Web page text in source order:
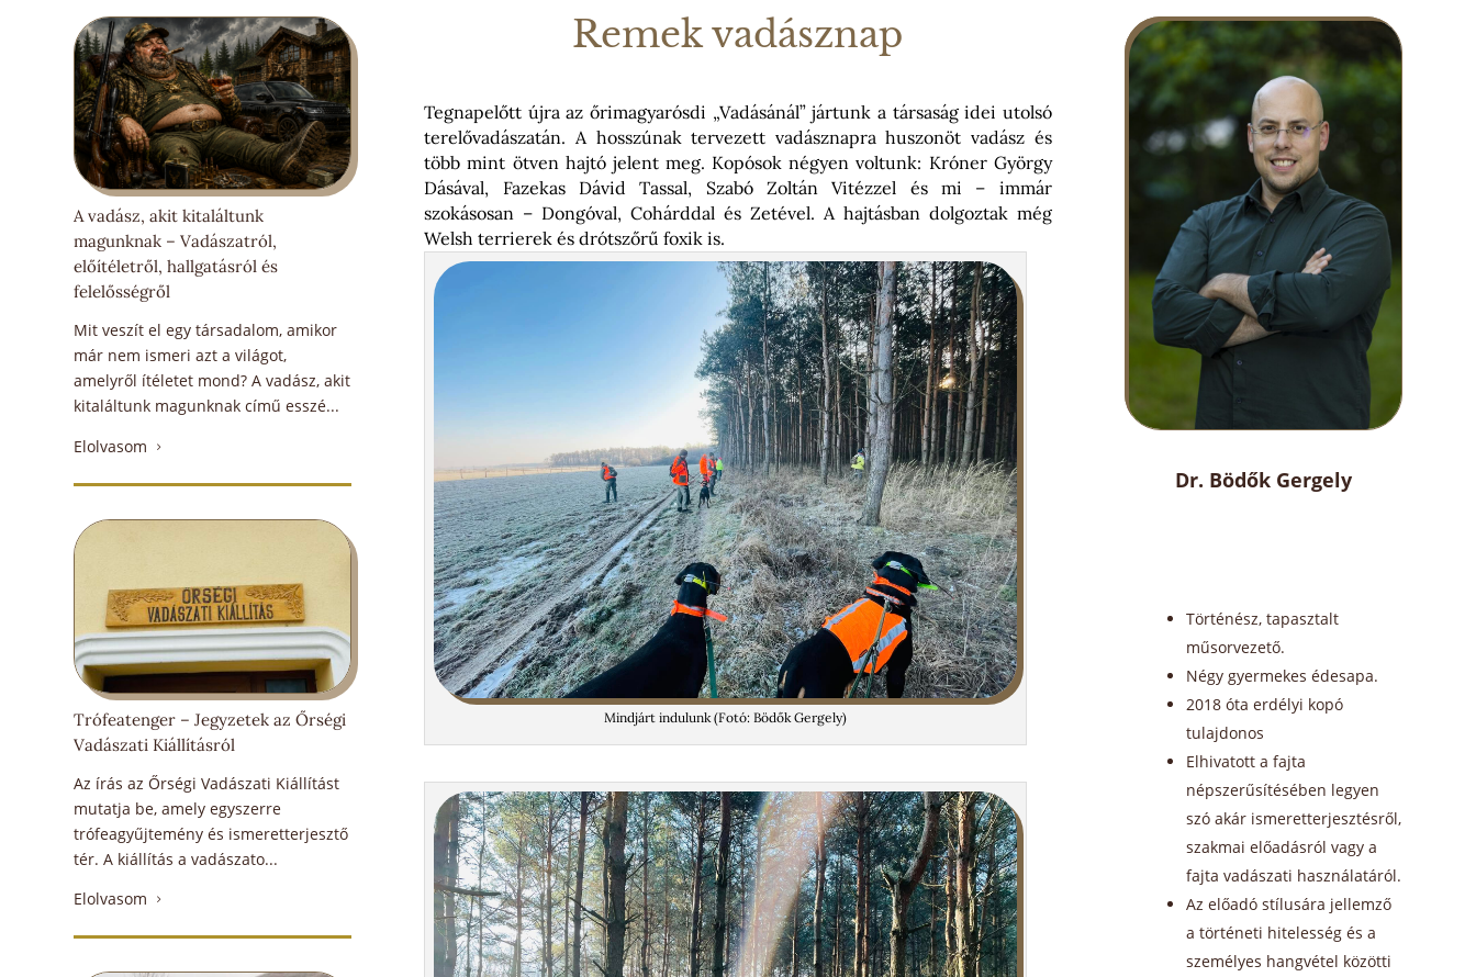
A vadász, akit kitaláltunk
magunknak – Vadászatról,
előítéletről, hallgatásról és
felelősségről
Mit veszít el egy társadalom, amikor
már nem ismeri azt a világot,
amelyről ítéletet mond? A vadász, akit
kitaláltunk magunknak című esszé...
Elolvasom
5
Trófeatenger – Jegyzetek az Őrségi
Vadászati Kiállításról
Az írás az Őrségi Vadászati Kiállítást
mutatja be, amely egyszerre
trófeagyűjtemény és ismeretterjesztő
tér. A kiállítás a vadászato...
Elolvasom
5
Remek vadásznap
Tegnapelőtt újra az őrimagyarósdi „Vadásánál” jártunk a társaság idei utolsó
terelővadászatán. A hosszúnak tervezett vadásznapra huszonöt vadász és
több mint ötven hajtó jelent meg. Kopósok négyen voltunk: Króner György
Dásával, Fazekas Dávid Tassal, Szabó Zoltán Vitézzel és mi – immár
szokásosan – Dongóval, Cohárddal és Zetével. A hajtásban dolgoztak még
Welsh terrierek és drótszőrű foxik is.
Mindjárt indulunk (Fotó: Bödők Gergely)
Dr. Bödők Gergely
Történész, tapasztalt
műsorvezető.
Négy gyermekes édesapa.
2018 óta erdélyi kopó
tulajdonos
Elhivatott a fajta
népszerűsítésében legyen
szó akár ismeretterjesztésről,
szakmai előadásról vagy a
fajta vadászati használatáról.
Az előadó stílusára jellemző
a történeti hitelesség és a
személyes hangvétel közötti